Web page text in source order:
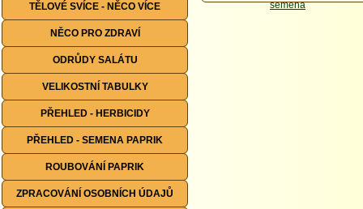
TĚLOVÉ SVÍCE - NĚCO VÍCE
NĚCO PRO ZDRAVÍ
ODRŮDY SALÁTU
VELIKOSTNÍ TABULKY
PŘEHLED - HERBICIDY
PŘEHLED - SEMENA PAPRIK
ROUBOVÁNÍ PAPRIK
ZPRACOVÁNÍ OSOBNÍCH ÚDAJŮ